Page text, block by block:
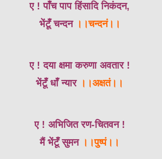
ए ! पाँच पाप हिंसादि निकंदन,
भेंटूँ चन्दन ।।चन्दनं।।
ए ! दया क्षमा करुणा अवतार !
भेंटूँ धाँ न्यार।।अक्षतं।।
ए ! अभिजित रण-चितवन !
मैं भेंटूँ सुमन।।पुष्पं।।